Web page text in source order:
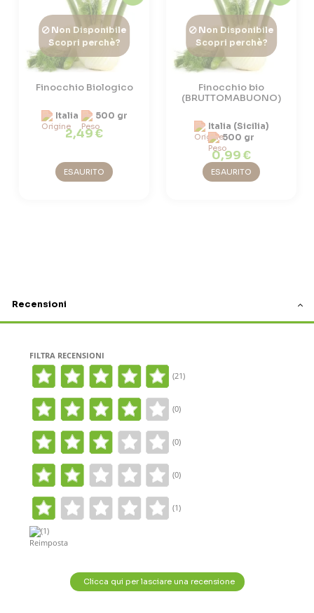
Non Disponibile
Scopri perchè?
Finocchio Biologico
Italia 500 gr
2,49 €
ESAURITO
Non Disponibile
Scopri perchè?
Finocchio bio
(BRUTTOMABUONO)
Italia (Sicilia)
500 gr
0,99 €
ESAURITO
Recensioni
FILTRA RECENSIONI
(21)
(0)
(0)
(0)
(1)
(1)
Reimposta
Clicca qui per lasciare una recensione